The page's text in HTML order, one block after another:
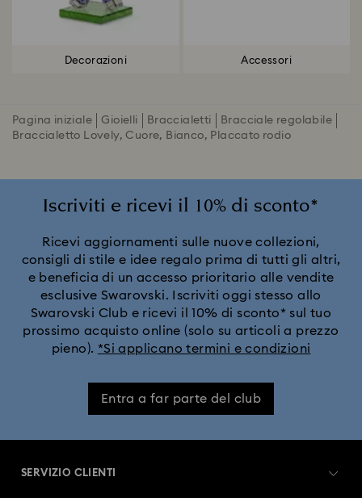
Decorazioni Accessori
Pagina iniziale Gioielli Braccialetti
Bracciale regolabile
Braccialetto Lovely, Cuore, Bianco, Placcato rodio
Iscriviti e ricevi il 10% di sconto*
Ricevi aggiornamenti sulle nuove collezioni,
consigli di stile e idee regalo prima di tutti gli altri,
e beneficia di un accesso prioritario alle vendite
esclusive Swarovski. Iscriviti oggi stesso allo
Swarovski Club e ricevi il 10% di sconto* sul tuo
prossimo acquisto online (solo su articoli a prezzo
pieno). *Si applicano termini e condizioni
Entra a far parte del club
SERVIZIO CLIENTI